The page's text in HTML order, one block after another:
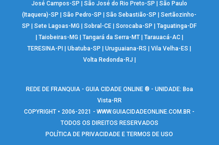
José Campos-SP
|São José do Rio Preto-SP |São Paulo
(Itaquera)-SP
|São Pedro-SP |São Sebastião-SP |Sertãozinho-
SP
|Sete Lagoas-MG |Sobral-CE |Sorocaba-SP |Taguatinga-DF
Taiobeiras-MG Tangará da Serra-MT| Tarauacá-AC|
TERESINA-PI
|Ubatuba-SP |Uruguaiana-RS |Vila Velha-ES
Volta Redonda-RJ
REDE DE FRANQUIA - GUIA CIDADE ONLINE ® - UNIDADE: Boa
Vista-RR
COPYRIGHT • 2006-2021 -WWW.GUIACIDADEONLINE.COM.BR -
TODOS OS DIREITOS RESERVADOS
POLÍTICA DE PRIVACIDADE E TERMOS DE USO